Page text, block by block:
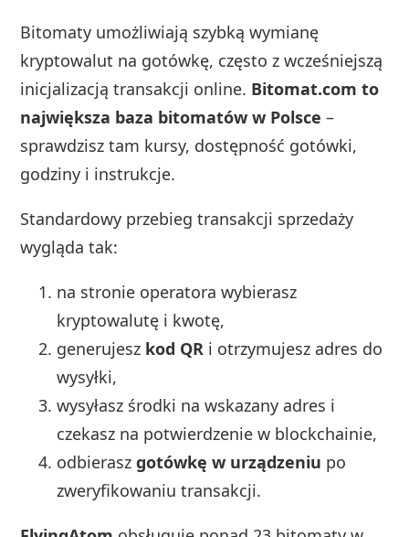
Bitomaty umożliwiają szybką wymianę
kryptowalut na gotówkę, często z wcześniejszą
inicjalizacją transakcji online. Bitomat.com to
największa baza bitomatów w Polsce –
sprawdzisz tam kursy, dostępność gotówki,
godziny i instrukcje.
Standardowy przebieg transakcji sprzedaży
wygląda tak:
na stronie operatora wybierasz
kryptowalutę i kwotę,
generujesz kod QR i otrzymujesz adres do
wysyłki,
wysyłasz środki na wskazany adres i
czekasz na potwierdzenie w blockchainie,
odbieraszgotówkę w urządzeniu po
zweryfikowaniu transakcji.